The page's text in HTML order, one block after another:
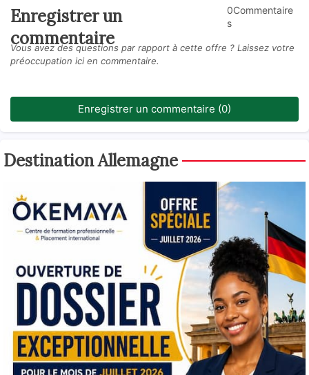
Enregistrer un
commentaire
0Commentaire
s
Vous avez des questions par rapport à cette offre ? Laissez votre
préoccupation ici en commentaire.
Enregistrer un commentaire (0)
Destination Allemagne